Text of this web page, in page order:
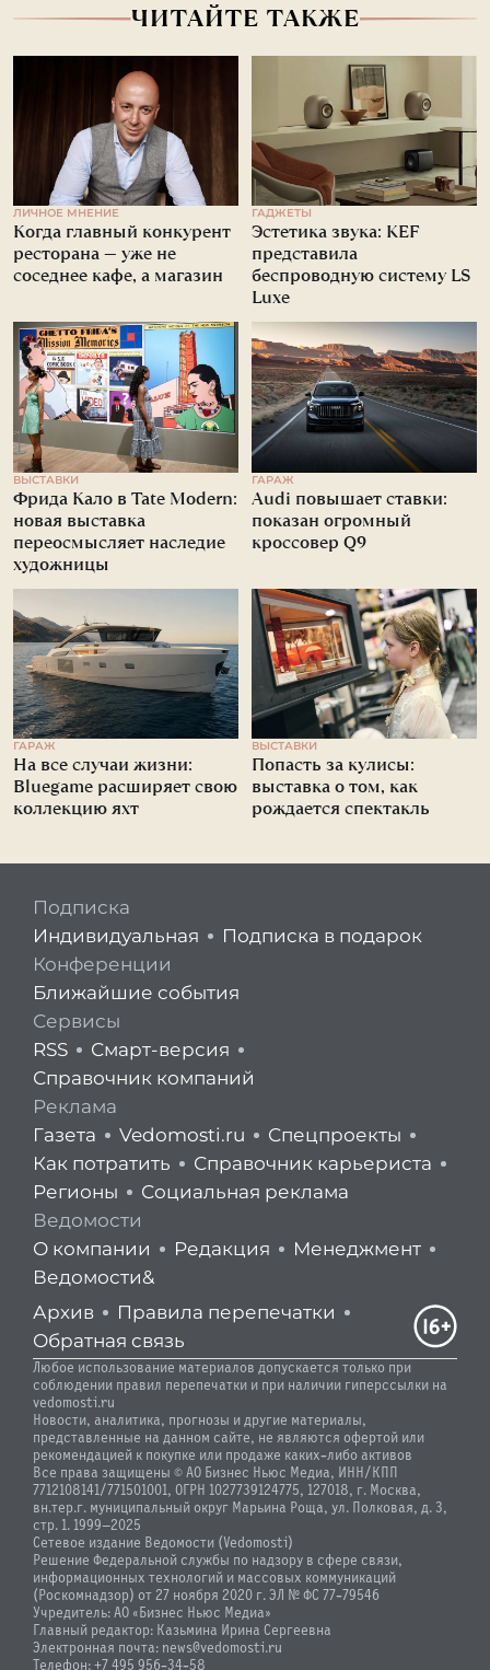
ЧИТАЙТЕ ТАКЖЕ
ЛИЧНОЕ МНЕНИЕ
Когда главный конкурент
ресторана — уже не
соседнее кафе, а магазин
ГАДЖЕТЫ
Эстетика звука: KEF
представила
беспроводную систему LS
Luxe
ВЫСТАВКИ
Фрида Кало в Tate Modern:
новая выставка
переосмысляет наследие
художницы
ГАРАЖ
Audi повышает ставки:
показан огромный
кроссовер Q9
ГАРАЖ
На все случаи жизни:
Bluegame расширяет свою
коллекцию яхт
ВЫСТАВКИ
Попасть за кулисы:
выставка о том, как
рождается спектакль
Подписка
Индивидуальная
Подписка в подарок
Конференции
Ближайшие события
Сервисы
RSS
Смарт-версия
Справочник компаний
Реклама
Газета
Vedomosti.ru
Спецпроекты
Как потратить
Справочник карьериста
Регионы
Социальная реклама
Ведомости
О компании
Редакция
Менеджмент
Ведомости&
Архив
Правила перепечатки
Обратная связь
Любое использование материалов допускается только при
соблюдении правил перепечатки и при наличии гиперссылки на
vedomosti.ru
Новости, аналитика, прогнозы и другие материалы,
представленные на данном сайте, не являются офертой или
рекомендацией к покупке или продаже каких-либо активов
Все права защищены © АО Бизнес Ньюс Медиа, ИНН/КПП
7712108141/771501001, ОГРН 1027739124775, 127018, г. Москва,
вн.тер.г. муниципальный округ Марьина Роща, ул. Полковая, д. 3,
стр. 1. 1999—2025
Сетевое издание Ведомости (Vedomosti)
Решение Федеральной службы по надзору в сфере связи,
информационных технологий и массовых коммуникаций
(Роскомнадзор) от 27 ноября 2020 г. ЭЛ № ФС 77-79546
Учредитель: АО «Бизнес Ньюс Медиа»
Главный редактор: Казьмина Ирина Сергеевна
Электронная почта: news@vedomosti.ru
Телефон: +7 495 956-34-58